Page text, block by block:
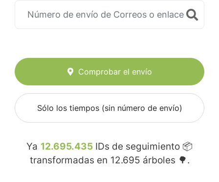
Comprobar el envío
Sólo los tiempos (sin número de envío)
Ya 12.695.435 IDs de seguimiento 📦
transformadas en 12.695 árboles 🌳.